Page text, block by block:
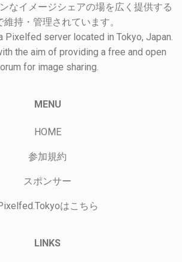
なイメージシェアの場を広く提供する
維持・管理されています。
Pixelfed server located in Tokyo, Japan.
the aim of providing a free and open
for image sharing.
MENU
HOME
参加規約
スポンサー
はこちら
LINKS